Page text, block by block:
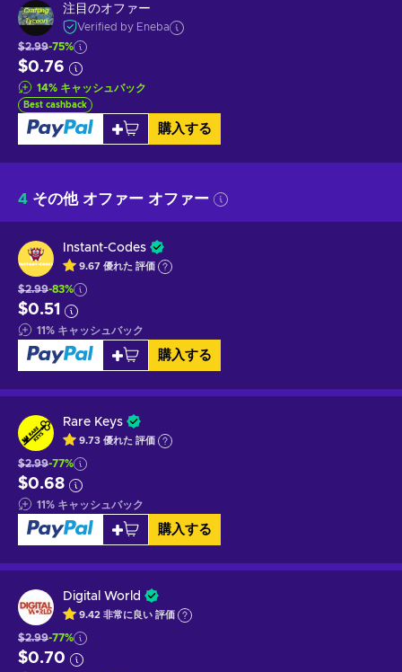
注目のオファー
Verified by Eneba
$2.99-75%
$0.76
14% キャッシュバック
Best cashback
購入する
4 その他 オファー オファー
Instant-Codes
9.67 優れた 評価
$2.99-83%
$0.51
11% キャッシュバック
購入する
Rare Keys
9.73 優れた 評価
$2.99-77%
$0.68
11% キャッシュバック
購入する
Digital World
9.42 非常に良い 評価
$2.99-77%
$0.70